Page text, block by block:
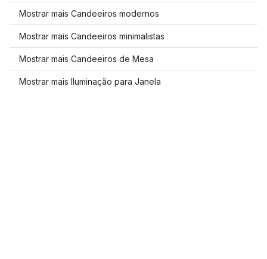
Mostrar mais Candeeiros modernos
Mostrar mais Candeeiros minimalistas
Mostrar mais Candeeiros de Mesa
Mostrar mais Iluminação para Janela